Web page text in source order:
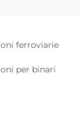
ferroviarie
per binari